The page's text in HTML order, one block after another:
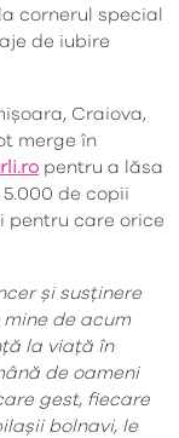
cornerul special
de iubire
Craiova,
merge în
pentru a lăsa
de copii
pentru care orice
și susținere
de acum
la viață în
de oameni
gest, fiecare
bolnavi, le